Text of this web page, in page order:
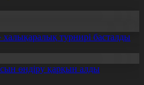
турнирі басталды
өндіру қарқын алды